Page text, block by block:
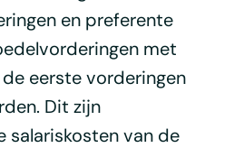
en preferente
met
eerste vorderingen
Dit zijn
salariskosten van de